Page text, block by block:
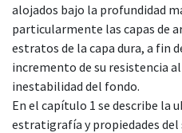
alojados bajo la profundidad
particularmente las capas de
estratos de la capa dura, a fin
incremento de su resistencia
inestabilidad del fondo.
En el capítulo 1 se describe la
estratigrafía y propiedades del